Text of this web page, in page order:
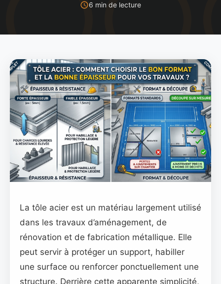
6 min de lecture
La tôle acier est un matériau largement utilisé
dans les travaux d’aménagement, de
rénovation et de fabrication métallique. Elle
peut servir à protéger un support, habiller
une surface ou renforcer ponctuellement une
structure. Derrière cette apparente simplicité,